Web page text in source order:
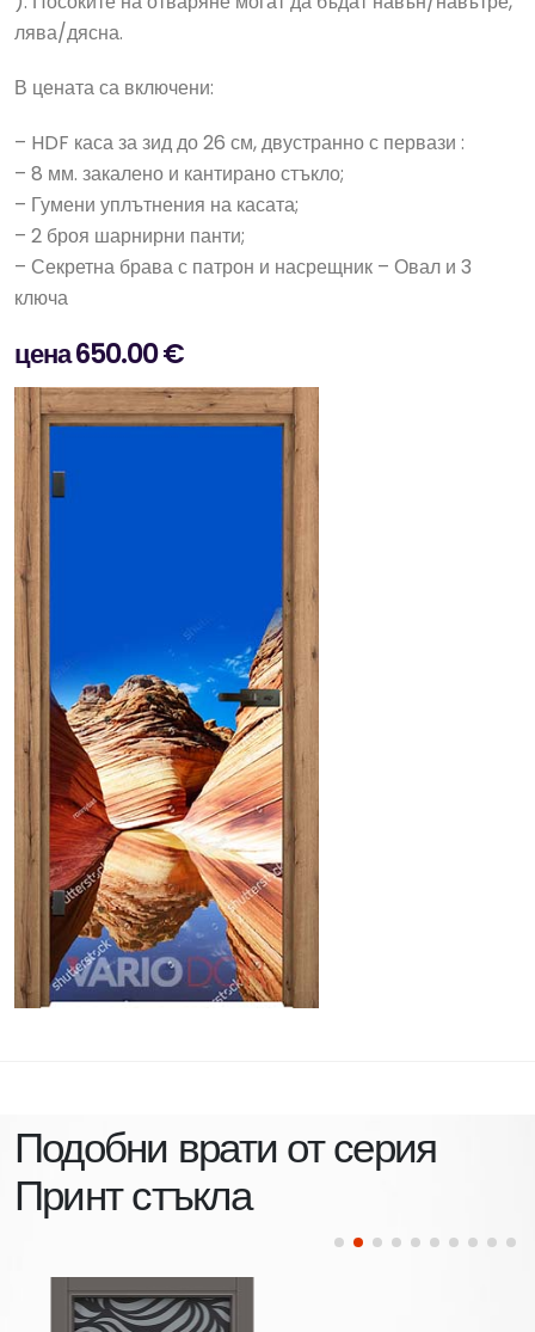
лява/дясна.
В цената са включени:
– HDF каса за зид до 26 см, двустранно с первази :
– 8 мм. закалено и кантирано стъкло;
– Гумени уплътнения на касата;
– 2 броя шарнирни панти;
– Секретна брава с патрон и насрещник – Овал и 3
ключа
цена 650.00 €
Подобни врати от серия
Принт стъкла